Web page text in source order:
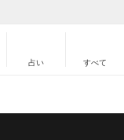
占い すべて